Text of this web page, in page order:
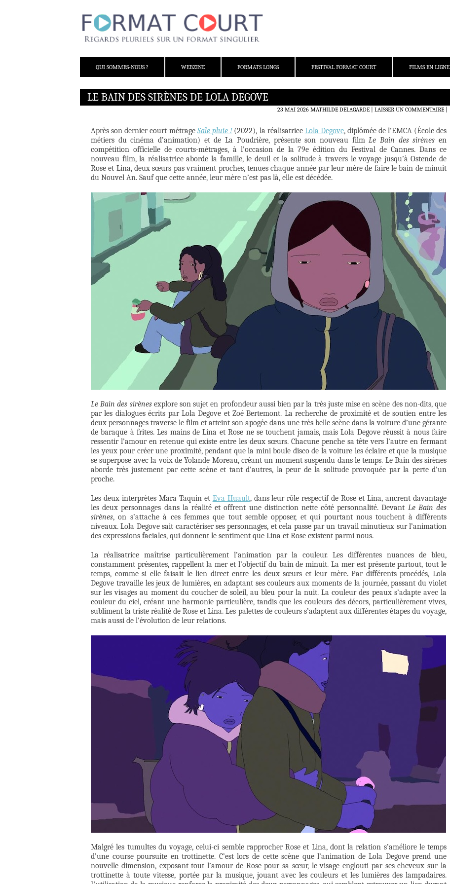
QUI SOMMES-NOUS ?
WEBZINE FORMATS LONGS FESTIVAL FORMAT COURT FILMS EN LIGNE
LE BAIN DES SIRÈNES DE LOLA DEGOVE
23 MAI 2026 MATHILDE DELAGARDE LAISSER UN COMMENTAIRE|
Après son dernier court-métrageSale pluie !(2022), la réalisatrice Lola Degove, diplômée de l’EMCA (École des
métiers du cinéma d’animation) et de La Poudrière, présente son nouveau filmLe Bain des sirènes en
compétition officielle de courts-métrages, à l’occasion de la 79e édition du Festival de Cannes. Dans ce
nouveau film, la réalisatrice aborde la famille, le deuil et la solitude à travers le voyage jusqu’à Ostende de
Rose et Lina, deux sœurs pas vraiment proches, tenues chaque année par leur mère de faire le bain de minuit
du Nouvel An. Sauf que cette année, leur mère n’est pas là, elle est décédée.
Le Bain des sirènesexplore son sujet en profondeur aussi bien par la très juste mise en scène des non-dits, que
par les dialogues écrits par Lola Degove et Zoé Bertemont. La recherche de proximité et de soutien entre les
deux personnages traverse le film et atteint son apogée dans une très belle scène dans la voiture d’une gérante
de baraque à frites. Les mains de Lina et Rose ne se touchent jamais, mais Lola Degove réussit à nous faire
ressentir l’amour en retenue qui existe entre les deux sœurs. Chacune penche sa tête vers l’autre en fermant
les yeux pour créer une proximité, pendant que la mini boule disco de la voiture les éclaire et que la musique
se superpose avec la voix de Yolande Moreau, créant un moment suspendu dans le temps. Le Bain des sirènes
aborde très justement par cette scène et tant d’autres, la peur de la solitude provoquée par la perte d’un
proche.
Les deux interprètes Mara Taquin et Eva Huault, dans leur rôle respectif de Rose et Lina, ancrent davantage
les deux personnages dans la réalité et offrent une distinction nette côté personnalité. Devant Le Bain des
sirènes, on s’attache à ces femmes que tout semble opposer, et qui pourtant nous touchent à différents
niveaux. Lola Degove sait caractériser ses personnages, et cela passe par un travail minutieux sur l’animation
des expressions faciales, qui donnent le sentiment que Lina et Rose existent parmi nous.
La réalisatrice maîtrise particulièrement l’animation par la couleur. Les différentes nuances de bleu,
constamment présentes, rappellent la mer et l’objectif du bain de minuit. La mer est présente partout, tout le
temps, comme si elle faisait le lien direct entre les deux sœurs et leur mère. Par différents procédés, Lola
Degove travaille les jeux de lumières, en adaptant ses couleurs aux moments de la journée, passant du violet
sur les visages au moment du coucher de soleil, au bleu pour la nuit. La couleur des peaux s’adapte avec la
couleur du ciel, créant une harmonie particulière, tandis que les couleurs des décors, particulièrement vives,
subliment la triste réalité de Rose et Lina. Les palettes de couleurs s’adaptent aux différentes étapes du voyage,
mais aussi de l’évolution de leur relations.
Malgré les tumultes du voyage, celui-ci semble rapprocher Rose et Lina, dont la relation s’améliore le temps
d’une course poursuite en trottinette. C’est lors de cette scène que l’animation de Lola Degove prend une
nouvelle dimension, exposant tout l’amour de Rose pour sa sœur, le visage englouti par ses cheveux sur la
trottinette à toute vitesse, portée par la musique, jouant avec les couleurs et les lumières des lampadaires.